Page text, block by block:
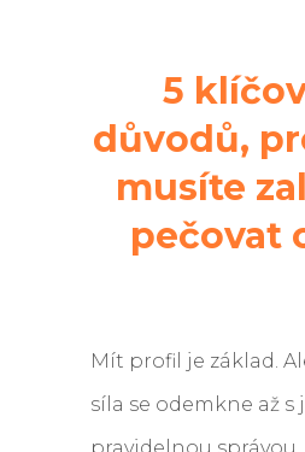
5
důvodů,
musíte
pečovat
Mít profil je základ.
síla se odemkne až s